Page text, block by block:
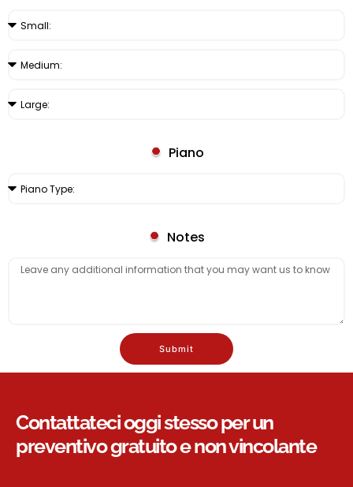
Piano
Notes
Submit
Contattateci oggi stesso per un
preventivo gratuito e non vincolante